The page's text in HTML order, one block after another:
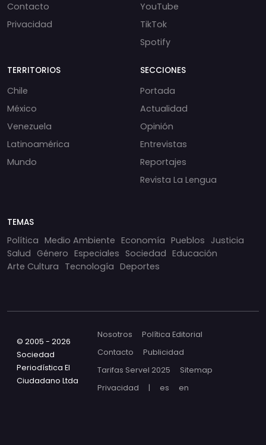
Contacto
Privacidad
YouTube
TikTok
Spotify
TERRITORIOS
Chile
México
Venezuela
Latinoamérica
Mundo
SECCIONES
Portada
Actualidad
Opinión
Entrevistas
Reportajes
Revista La Lengua
TEMAS
Política Medio Ambiente Economía Pueblos Justicia
Salud Género Especiales Sociedad Educación
Arte Cultura Tecnología Deportes
© 2005 - 2026
Sociedad
Periodística El
Ciudadano Ltda
Nosotros
Política Editorial
Contacto
Publicidad
Tarifas Servel 2025
Sitemap
Privacidad
| es en